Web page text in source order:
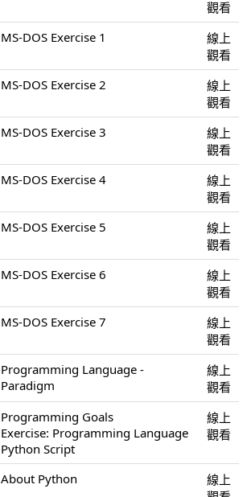
觀看
MS-DOS Exercise 1
線上
觀看
MS-DOS Exercise 2
線上
觀看
MS-DOS Exercise 3
線上
觀看
MS-DOS Exercise 4
線上
觀看
MS-DOS Exercise 5
線上
觀看
MS-DOS Exercise 6
線上
觀看
MS-DOS Exercise 7
線上
觀看
Programming Language -
Paradigm
線上
觀看
Programming Goals
Exercise: Programming Language
Python Script
線上
觀看
About Python
線上